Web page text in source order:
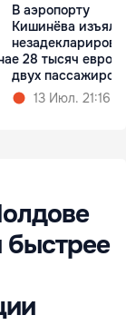
В аэропорту
Кишинёва изъяли
е 28 тысяч евро у
двух пассажиров
13 Июл. 21:16
быстрее